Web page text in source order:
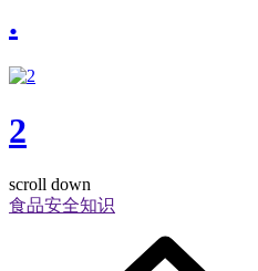
.
2
scroll down
食品安全知识